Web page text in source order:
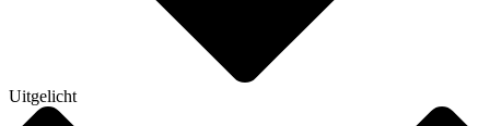
Uitgelicht